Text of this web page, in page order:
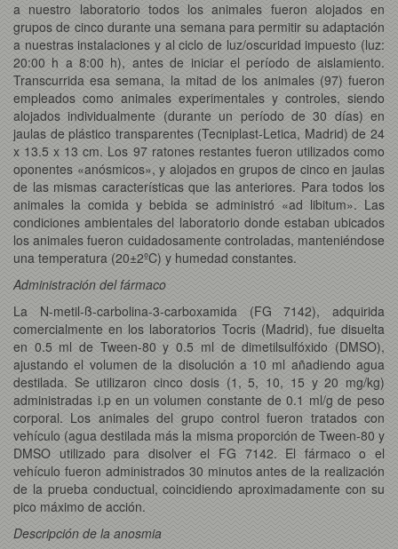
a nuestro laboratorio todos los animales fueron alojados en
grupos de cinco durante una semana para permitir su adaptación
a nuestras instalaciones y al ciclo de luz/oscuridad impuesto (luz:
20:00 h a 8:00 h), antes de iniciar el período de aislamiento.
Transcurrida esa semana, la mitad de los animales (97) fueron
empleados como animales experimentales y controles, siendo
alojados individualmente (durante un período de 30 días) en
jaulas de plástico transparentes (Tecniplast-Letica, Madrid) de 24
x 13.5 x 13 cm. Los 97 ratones restantes fueron utilizados como
oponentes «anósmicos», y alojados en grupos de cinco en jaulas
de las mismas características que las anteriores. Para todos los
animales la comida y bebida se administró «ad libitum». Las
condiciones ambientales del laboratorio donde estaban ubicados
los animales fueron cuidadosamente controladas, manteniéndose
una temperatura (20±2ºC) y humedad constantes.
Administración del fármaco
La N-metil-ß-carbolina-3-carboxamida (FG 7142), adquirida
comercialmente en los laboratorios Tocris (Madrid), fue disuelta
en 0.5 ml de Tween-80 y 0.5 ml de dimetilsulfóxido (DMSO),
ajustando el volumen de la disolución a 10 ml añadiendo agua
destilada. Se utilizaron cinco dosis (1, 5, 10, 15 y 20 mg/kg)
administradas i.p en un volumen constante de 0.1 ml/g de peso
corporal. Los animales del grupo control fueron tratados con
vehículo (agua destilada más la misma proporción de Tween-80 y
DMSO utilizado para disolver el FG 7142. El fármaco o el
vehículo fueron administrados 30 minutos antes de la realización
de la prueba conductual, coincidiendo aproximadamente con su
pico máximo de acción.
Descripción de la anosmia